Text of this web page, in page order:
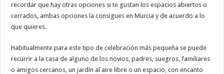
recordar que hay otras opciones si te gustan los espacios abiertos o
cerrados, ambas opciones la consigues en Murcia y de acuerdo a lo
que quieres.
Habitualmente para este tipo de celebración más pequeña se puede
recurrir a la casa de alguno de los novios, padres, suegros, familiares
o amigos cercanos, un jardín al aire libre o un espacio, con encanto